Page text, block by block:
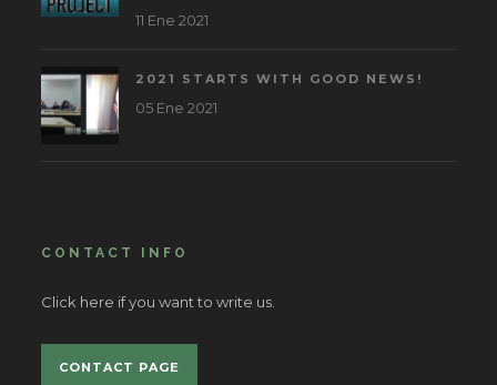
11 Ene 2021
2021 STARTS WITH GOOD NEWS!
05 Ene 2021
CONTACT INFO
Click here if you want to write us.
CONTACT PAGE